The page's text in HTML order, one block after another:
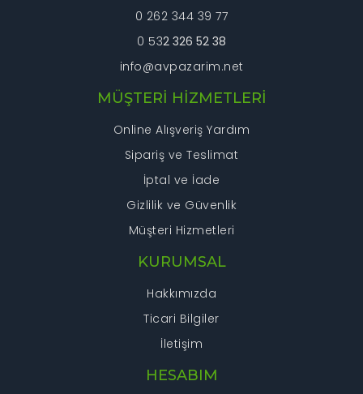
0 262 344 39 77
0 532 326 52 38
info@avpazarim.net
MÜŞTERİ HİZMETLERİ
Online Alışveriş Yardım
Sipariş ve Teslimat
İptal ve İade
Gizlilik ve Güvenlik
Müşteri Hizmetleri
KURUMSAL
Hakkımızda
Ticari Bilgiler
İletişim
HESABIM